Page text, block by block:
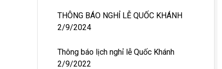
THÔNG BÁO NGHỈ LỄ QUỐC KHÁNH
2/9/2024
Thông báo lịch nghỉ lễ Quốc Khánh
2/9/2022